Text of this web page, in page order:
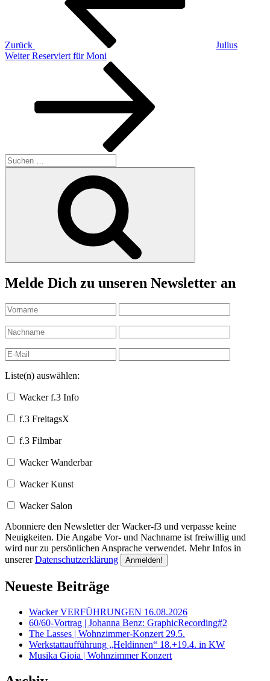
Zurück
Julius
Nächster
Weiter Reserviert für Moni
Suchen
nach:
Melde Dich zu unseren Newsletter an
Liste(n) auswählen:
Wacker f.3 Info
f.3 FreitagsX
f.3 Filmbar
Wacker Wanderbar
Wacker Kunst
Wacker Salon
Abonniere den Newsletter der Wacker-f3 und verpasse keine
Neuigkeiten. Die Angabe Vor- und Nachname ist freiwillig und
wird nur zu persönlichen Ansprache verwendet. Mehr Infos in
unsererDatenschutzerklärung
Neueste Beiträge
Wacker VERFÜHRUNGEN 16.08.2026
60/60-Vortrag | Johanna Benz: GraphicRecording#2
The Lasses | Wohnzimmer-Konzert 29.5.
Werkstattaufführung „Heldinnen“ 18.+19.4. in KW
Musika Gioia | Wohnzimmer Konzert